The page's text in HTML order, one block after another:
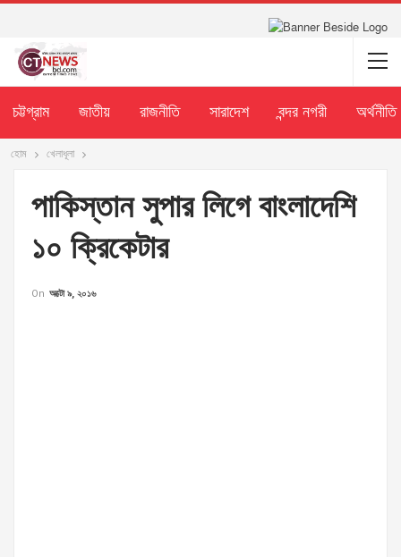
চট্টগ্রাম জাতীয় রাজনীতি সারাদেশ বন্দর নগরী অর্থনীতি
হোম খেলাধূলা
পাকিস্তান সুপার লিগে বাংলাদেশি
১০ ক্রিকেটার
On অক্টো ৯, ২০১৬